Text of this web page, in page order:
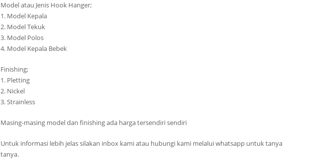
Model atau Jenis Hook Hanger;
1. Model Kepala
2. Model Tekuk
3. Model Polos
4. Model Kepala Bebek
Finishing;
1. Pletting
2. Nickel
3. Strainless
Masing-masing model dan finishing ada harga tersendiri sendiri
Untuk informasi lebih jelas silakan inbox kami atau hubungi kami melalui whatsapp untuk tanya
tanya.